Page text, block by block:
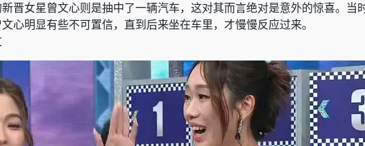
晋女星曾文心则是抽中了一辆汽车，这对其而言绝对是意外的惊喜。当
心明显有些不可置信，直到后来坐在车里，才慢慢反应过来。